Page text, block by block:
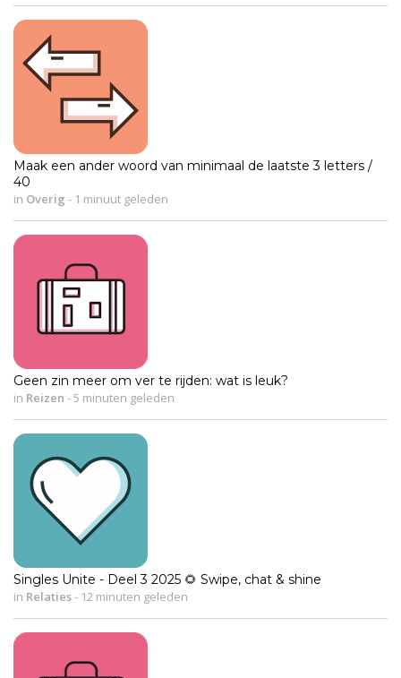
Maak een ander woord van minimaal de laatste 3 letters /
40
in Overig - 1 minuut geleden
Geen zin meer om ver te rijden: wat is leuk?
in Reizen -5 minuten geleden
Singles Unite - Deel 3 2025 🌻 Swipe, chat & shine
in Relaties- 12 minuten geleden